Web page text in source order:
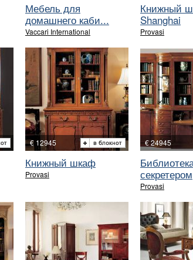
Мебель для
домашнего каби...
Vaccari International
Книжный
Shanghai
Provasi
€ 12945
Книжный шкаф
Provasi
€ 24945
секретером
Provasi